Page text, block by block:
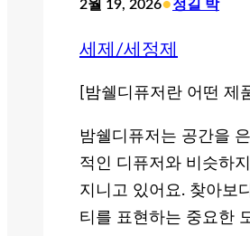
2월 19, 2026•정길 박
세제/세정제
[밤쉘디퓨저란 어떤 제
밤쉘디퓨저는 공간을
적인 디퓨저와 비슷하
지니고 있어요. 찾아보
티를 표현하는 중요한